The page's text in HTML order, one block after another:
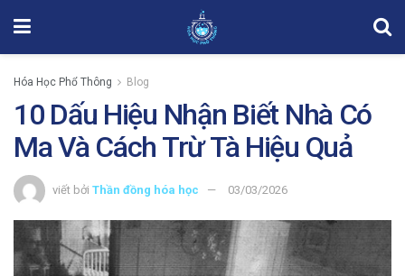
Hóa Học Phổ Thông Blog
10 Dấu Hiệu Nhận Biết Nhà Có
Ma Và Cách Trừ Tà Hiệu Quả
viết bởi Thần đồng hóa học 03/03/2026